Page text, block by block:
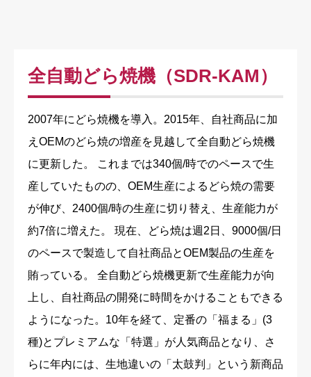
全自動どら焼機（SDR-KAM）
2007年にどら焼機を導入。2015年、自社商品に加
えOEMのどら焼の増産を見越して全自動どら焼機
に更新した。 これまでは340個/時でのペースで生
産していたものの、OEM生産によるどら焼の需要
が伸び、2400個/時の生産に切り替え、生産能力が
約7倍に増えた。 現在、どら焼は週2日、9000個/日
のペースで製造して自社商品とOEM製品の生産を
賄っている。 全自動どら焼機更新で生産能力が向
上し、自社商品の開発に時間をかけることもできる
ようになった。10年を経て、定番の「福まる」(3
種)とプレミアムな「特選」が人気商品となり、さ
らに年内には、生地違いの「太鼓判」という新商品